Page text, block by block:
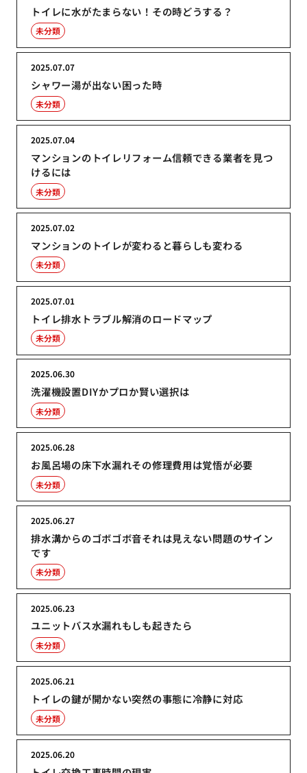
トイレに水がたまらない！その時どうする？
未分類
シャワー湯が出ない困った時
2025.07.07
未分類
マンションのトイレリフォーム信頼できる業者を見つ
けるには
2025.07.04
未分類
マンションのトイレが変わると暮らしも変わる
2025.07.02
未分類
トイレ排水トラブル解消のロードマップ
2025.07.01
未分類
洗濯機設置DIYかプロか賢い選択は
2025.06.30
未分類
お風呂場の床下水漏れその修理費用は覚悟が必要
2025.06.28
未分類
排水溝からのゴボゴボ音それは見えない問題のサイン
です
2025.06.27
未分類
ユニットバス水漏れもしも起きたら
2025.06.23
未分類
トイレの鍵が開かない突然の事態に冷静に対応
2025.06.21
未分類
2025.06.20